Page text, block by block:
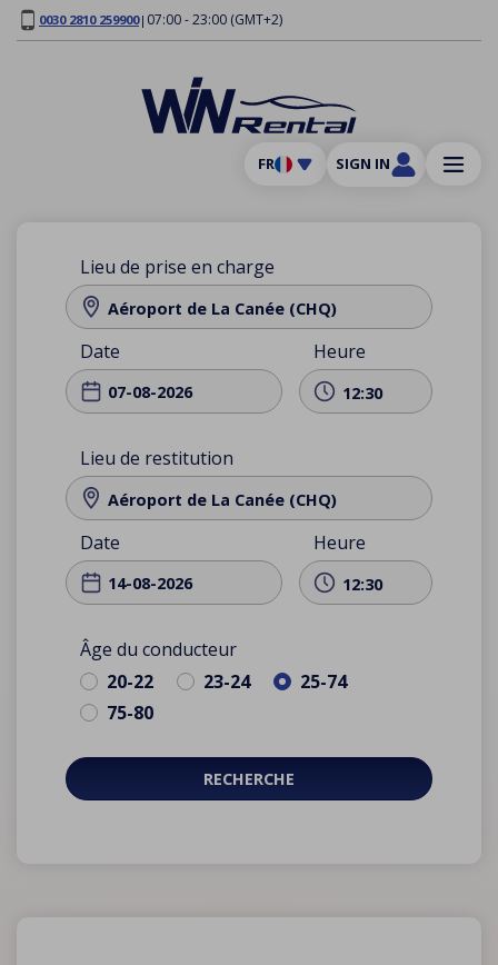
0030 2810 259900| 07:00 - 23:00 (GMT+2)
FR SIGN IN
Lieu de prise en charge
Aéroport de La Canée (CHQ)
Date Heure
12:30
Lieu de restitution
Aéroport de La Canée (CHQ)
Date Heure
12:30
Âge du conducteur
20-22
23-24
25-74
75-80
RECHERCHE